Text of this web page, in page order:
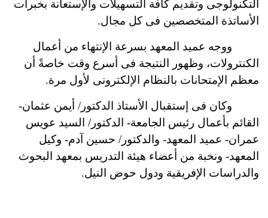
التكنولوجى وتقديم كافة التسهيلات والإستعانة بخبرات
الأساتذة المتخصصين فى كل مجال.
ووجه عميد المعهد بسرعة الإنتهاء من أعمال
الكنترولات، وظهور النتيجة فى أسرع وقت خاصةً أن
معظم الإمتحانات بالنظام الإلكترونى لأول مرة.
وكان فى إستقبال الأستاذ الدكتور/ أيمن عثمان-
القائم بأعمال رئيس الجامعة- الدكتور/ السيد عويس
عمران- عميد المعهد- والدكتور/ حسين آدم- وكيل
المعهد- ونخبة من أعضاء هيئة التدريس بمعهد البحوث
والدراسات الإفريقية ودول حوض النيل.